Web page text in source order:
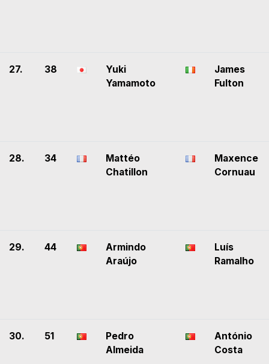
27. 38
Yuki
Yamamoto
James
Fulton
28. 34
Mattéo
Chatillon
Maxence
Cornuau
29. 44
Armindo
Araújo
Luís
Ramalho
30. 51
Pedro
Almeida
António
Costa